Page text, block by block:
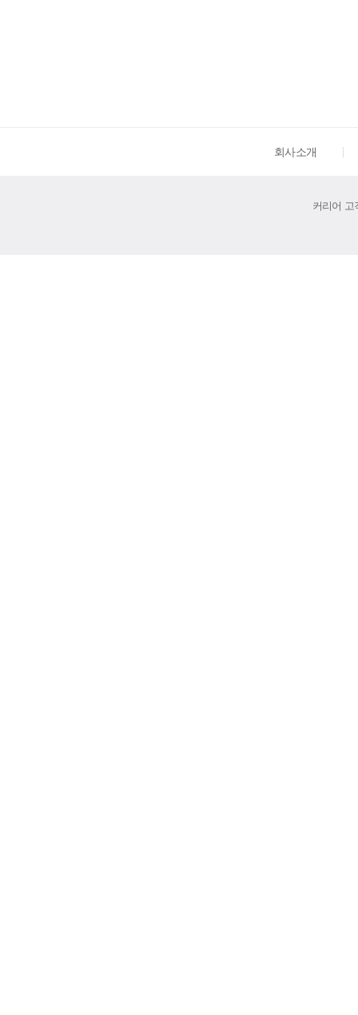
회사소개
커리어 고